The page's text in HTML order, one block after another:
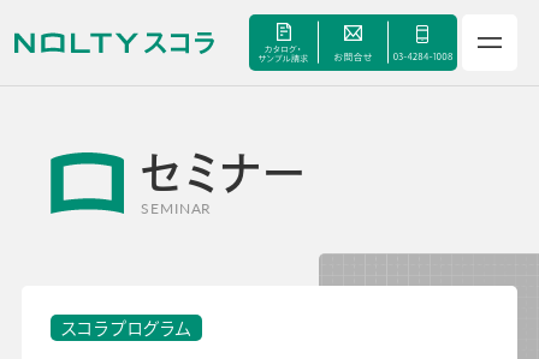
サービス
手帳甲子園
セミナー
SEMINAR
スコラプログラム